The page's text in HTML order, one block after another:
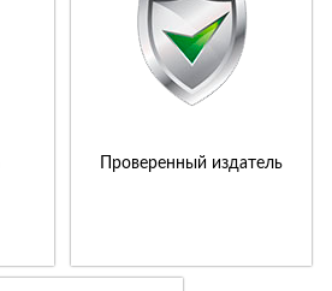
Проверенный издатель